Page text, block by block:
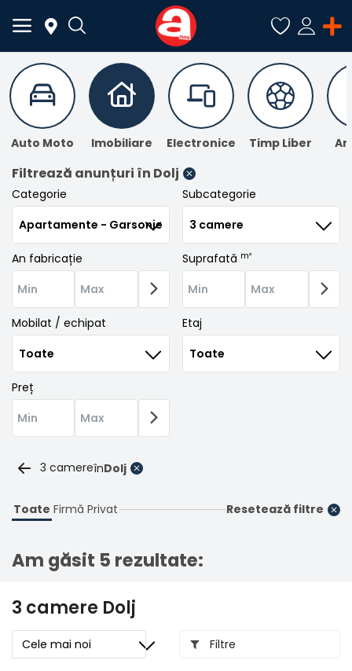
ADAUGĂ
ANUNȚ
Meniu Principal
Categorii
Acasă
Favorite
Autentificare
Înregistrare
Auto Moto Imobiliare Electronice Timp Liber
Filtrează anunțuri în Dolj
Categorie Subcategorie
An fabricație Suprafată m²
Mobilat / echipat Etaj
Preț
3 camereînDolj
Toate Firmă Privat Resetează filtre
Am găsit 5 rezultate:
3 camere Dolj
Filtre